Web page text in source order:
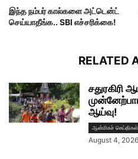
இந்த நம்பர் கால்களை அட்டென்ட்
செய்யாதீங்க.‌. SBI எச்சரிக்கை!
RELATED
சதுரகிரி
ஆய்வு!
ஆன்மிகச் செய்திகள்
August 4,